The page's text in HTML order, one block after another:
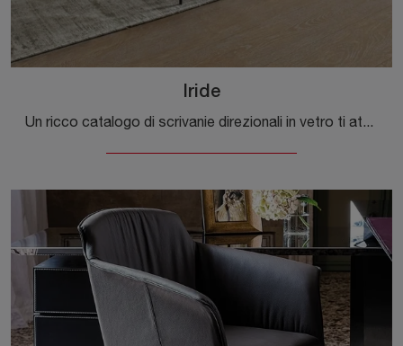
Iride
Un ricco catalogo di scrivanie direzionali in vetro ti attende! Il modello Iride di Bizzotto ti attende!